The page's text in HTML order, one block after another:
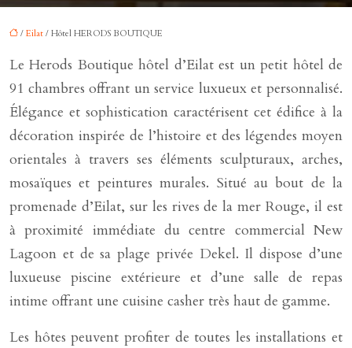
/Eilat / Hôtel HERODS BOUTIQUE
Le Herods Boutique hôtel d’Eilat est un petit hôtel de
91 chambres offrant un service luxueux et personnalisé.
Élégance et sophistication caractérisent cet édifice à la
décoration inspirée de l’histoire et des légendes moyen
orientales à travers ses éléments sculpturaux, arches,
mosaïques et peintures murales. Situé au bout de la
promenade d’Eilat, sur les rives de la mer Rouge, il est
à proximité immédiate du centre commercial New
Lagoon et de sa plage privée Dekel. Il dispose d’une
luxueuse piscine extérieure et d’une salle de repas
intime offrant une cuisine casher très haut de gamme.
Les hôtes peuvent profiter de toutes les installations et